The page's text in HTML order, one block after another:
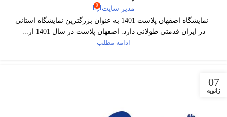
مدیر سایت 0
نمایشگاه اصفهان پلاست 1401 به عنوان بزرگترین نمایشگاه استانی
در ایران قدمتی طولانی دارد. اصفهان پلاست در سال 1401 از...
ادامه مطلب
07
ژانویه